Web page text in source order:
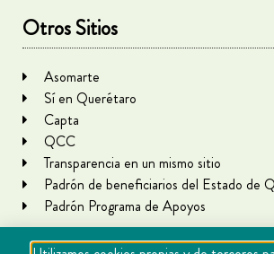
Otros Sitios
Asomarte
Sí en Querétaro
Capta
QCC
Transparencia en un mismo sitio
Padrón de beneficiarios del Estado de
Padrón Programa de Apoyos